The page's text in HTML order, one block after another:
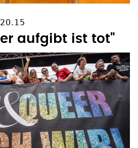
aufgibt ist tot"